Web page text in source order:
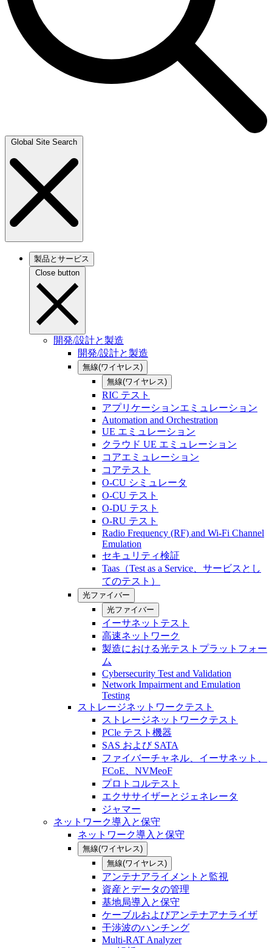
Global Site Search
製品とサービス
Close button
開発/設計と製造
開発/設計と製造
無線(ワイヤレス)
無線(ワイヤレス)
RIC テスト
アプリケーションエミュレーション
Automation and Orchestration
UE エミュレーション
クラウド UE エミュレーション
コアエミュレーション
コアテスト
O-CU シミュレータ
O-CU テスト
O-DU テスト
O-RU テスト
Radio Frequency (RF) and Wi-Fi Channel
Emulation
セキュリティ検証
Taas（Test as a Service、サービスとし
てのテスト）
光ファイバー
光ファイバー
イーサネットテスト
高速ネットワーク
製造における光テストプラットフォー
ム
Cybersecurity Test and Validation
Network Impairment and Emulation
Testing
ストレージネットワークテスト
ストレージネットワークテスト
PCle テスト機器
SAS および SATA
ファイバーチャネル、イーサネット、
FCoE、NVMeoF
プロトコルテスト
エクササイザーとジェネレータ
ジャマー
ネットワーク導入と保守
ネットワーク導入と保守
無線(ワイヤレス)
無線(ワイヤレス)
アンテナアライメントと監視
資産とデータの管理
基地局導入と保守
ケーブルおよびアンテナアナライザ
干渉波のハンチング
Multi-RAT Analyzer